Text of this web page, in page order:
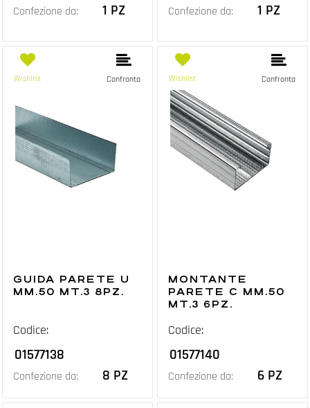
Confezione da: 1 PZ Confezione da: 1 PZ
Wishlist Confronta
GUIDA PARETE U
MM.50 MT.3 8PZ.
Codice:
01577138
Confezione da: 8 PZ
Wishlist Confronta
MONTANTE
PARETE C MM.50
MT.3 6PZ.
Codice:
01577140
Confezione da: 6 PZ